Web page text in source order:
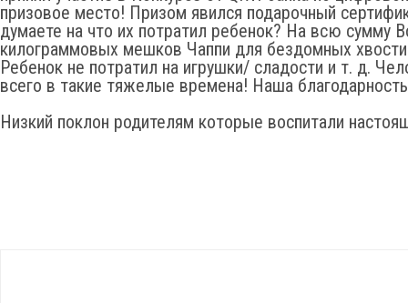
призовое место! Призом явился подарочный
думаете на что их потратил ребенок? На всю сумму
килограммовых мешков Чаппи для бездомных
Ребенок не потратил на игрушки/ сладости и т. д.
всего в такие тяжелые времена! Наша
Низкий поклон родителям которые воспитали